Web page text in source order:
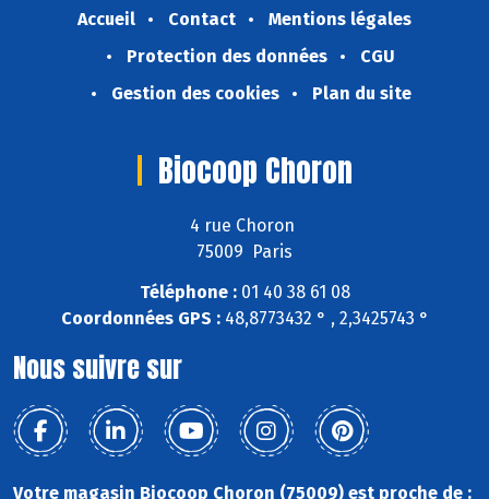
Accueil Contact
Mentions légales
Protection des données
CGU
Gestion des cookies
Plan du site
Biocoop Choron
4 rue Choron
75009 Paris
Téléphone :01 40 38 61 08
Coordonnées GPS :48,8773432 ° , 2,3425743 °
Nous suivre sur
Votre magasin Biocoop Choron (75009) est proche de :